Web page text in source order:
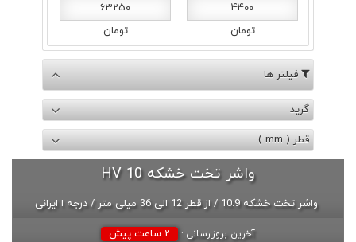
4400
تومان
63250
تومان
فیلتر ها
گرید
قطر ( mm )
واشر تخت خشکه HV 10
واشر تخت خشکه 10.9 / از قطر 12 الی 36 میلی متر / درجه ا ایرانی
آخرین بروزرسانی : 2 ساعت پیش